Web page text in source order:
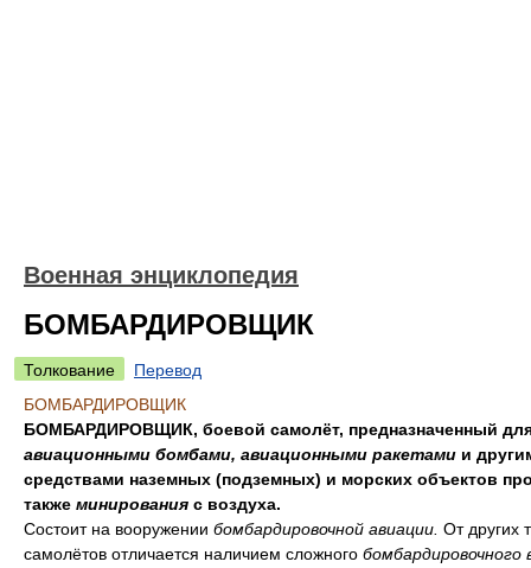
Военная энциклопедия
БОМБАРДИРОВЩИК
Толкование
Перевод
БОМБАРДИРОВЩИК
БОМБАРДИРОВЩИК, боевой самолёт, предназначенный
авиационными бомбами, авиационными ракетами и
средствами наземных (подземных) и морских объектов
также минирования с воздуха.
Состоит на вооружении бомбардировочной авиации. От других
самолётов отличается наличием сложного бомбардировочного